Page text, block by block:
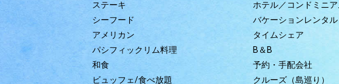
ステーキ
シーフード
アメリカン
パシフィックリム料理
和食
ビュッフェ/食べ放題
ホテル／コンドミニア
バケーションレンタル
タイムシェア
B＆B
予約・手配会社
クルーズ（島巡り）